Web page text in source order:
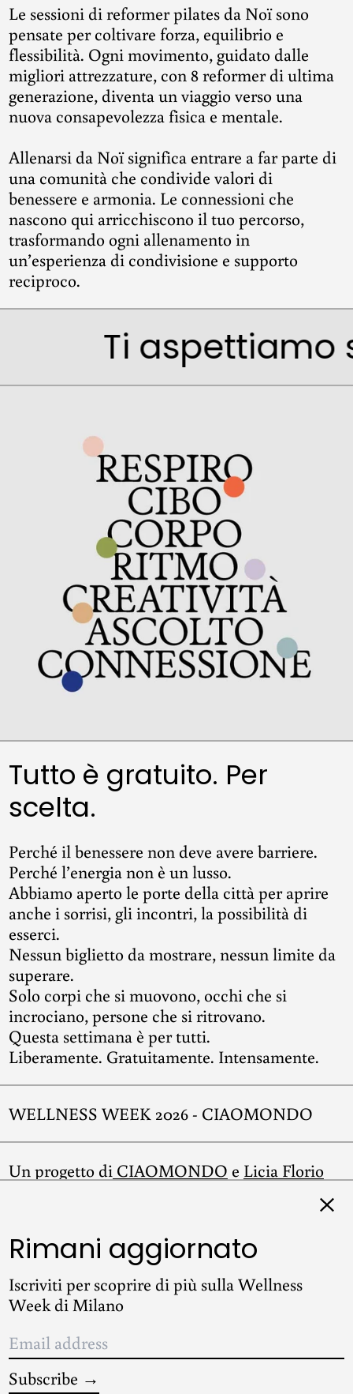
Le sessioni di reformer pilates da Noï sono
pensate per coltivare forza, equilibrio e
flessibilità. Ogni movimento, guidato dalle
migliori attrezzature, con 8 reformer di ultima
generazione, diventa un viaggio verso una
nuova consapevolezza fisica e mentale.
Allenarsi da Noï significa entrare a far parte di
una comunità che condivide valori di
benessere e armonia. Le connessioni che
nascono qui arricchiscono il tuo percorso,
trasformando ogni allenamento in
un’esperienza di condivisione e supporto
reciproco.
Ti aspettiamo
Tutto è gratuito. Per
scelta.
Perché il benessere non deve avere barriere.
Perché l’energia non è un lusso.
Abbiamo aperto le porte della città per aprire
anche i sorrisi, gli incontri, la possibilità di
esserci.
Nessun biglietto da mostrare, nessun limite da
superare.
Solo corpi che si muovono, occhi che si
incrociano, persone che si ritrovano.
Questa settimana è per tutti.
Liberamente. Gratuitamente. Intensamente.
WELLNESS WEEK 2026 - CIAOMONDO
Un progetto di CIAOMONDO e Licia Florio
Instagram
© 2026, WELLNESS WEEK 2026 - CIAOMONDO
Shopping Cart by Shopify
Rimani aggiornato
Iscriviti per scoprire di più sulla Wellness
Week di Milano
Email
address
Subscribe →